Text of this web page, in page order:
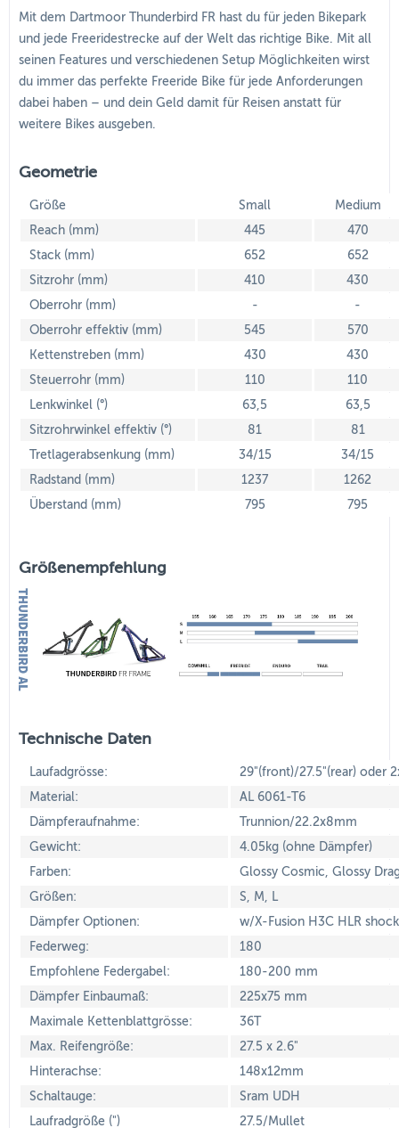
Mit dem Dartmoor Thunderbird FR hast du für jeden Bikepark
und jede Freeridestrecke auf der Welt das richtige Bike. Mit all
seinen Features und verschiedenen Setup Möglichkeiten wirst
du immer das perfekte Freeride Bike für jede Anforderungen
dabei haben – und dein Geld damit für Reisen anstatt für
weitere Bikes ausgeben.
Geometrie
Größe Small
Medium
Reach (mm)
445
470
Stack (mm)
652
652
Sitzrohr (mm)
410
430
Oberrohr (mm)
-
-
Oberrohr effektiv (mm)
545
570
Kettenstreben (mm)
430
430
Steuerrohr (mm)
110
110
Lenkwinkel (°)
63,5
63,5
Sitzrohrwinkel effektiv (°)
81
81
Tretlagerabsenkung (mm)
34/15
34/15
Radstand (mm)
1237
1262
Überstand (mm)
795 795
Größenempfehlung
Technische Daten
Laufadgrösse:
29"(front)/27.5"(rear) oder
Material:
AL 6061-T6
Dämpferaufnahme:
Trunnion/22.2x8mm
Gewicht:
4.05kg (ohne Dämpfer)
Farben:
Glossy Cosmic, Glossy
Größen:
S, M, L
Dämpfer Optionen:
w/X-Fusion H3C HLR shock
Federweg:
180
Empfohlene Federgabel:
180-200 mm
Dämpfer Einbaumaß:
225x75 mm
Maximale Kettenblattgrösse:
36T
Max. Reifengröße:
27.5 x 2.6"
Hinterachse:
148x12mm
Schaltauge:
Sram UDH
Laufradgröße (")
27.5/Mullet